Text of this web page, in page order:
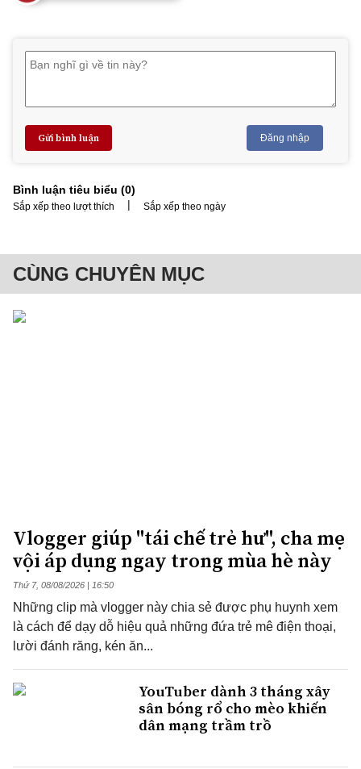
Gửi bình luận Đăng nhập
Bình luận tiêu biểu (0)
Sắp xếp theo lượt thích | Sắp xếp theo ngày
CÙNG CHUYÊN MỤC
Vlogger giúp "tái chế trẻ hư", cha mẹ
vội áp dụng ngay trong mùa hè này
Thứ 7, 08/08/2026 | 16:50
Những clip mà vlogger này chia sẻ được phụ huynh xem
là cách để dạy dỗ hiệu quả những đứa trẻ mê điện thoại,
lười đánh răng, kén ăn...
YouTuber dành 3 tháng xây
sân bóng rổ cho mèo khiến
dân mạng trầm trồ